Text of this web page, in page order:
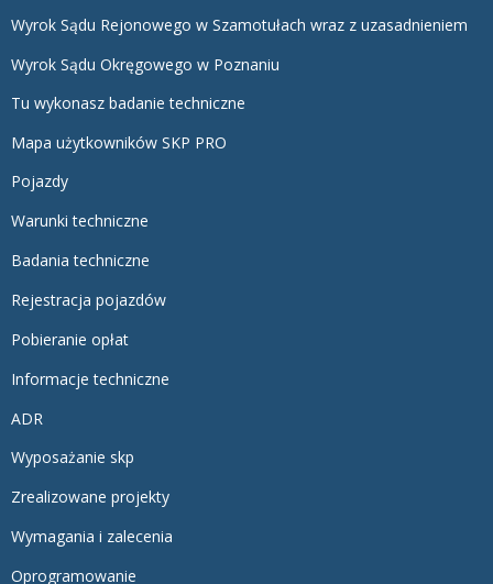
Wyrok Sądu Rejonowego w Szamotułach wraz z uzasadnieniem
Wyrok Sądu Okręgowego w Poznaniu
Tu wykonasz badanie techniczne
Mapa użytkowników SKP PRO
Pojazdy
Warunki techniczne
Badania techniczne
Rejestracja pojazdów
Pobieranie opłat
Informacje techniczne
ADR
Wyposażanie skp
Zrealizowane projekty
Wymagania i zalecenia
Oprogramowanie